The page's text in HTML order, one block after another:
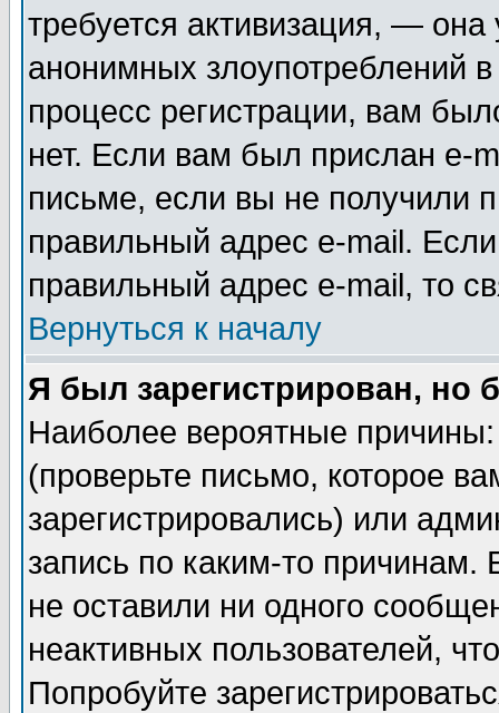
требуется активизация, —
анонимных злоупотреблений
процесс регистрации, вам
нет. Если вам был прислан e-
письме, если вы не получили
правильный адрес e-mail.
правильный адрес e-mail, то
Вернуться к началу
Я был зарегистрирован, но
Наиболее вероятные
(проверьте письмо, которое
зарегистрировались) или
запись по каким-то
не оставили ни одного
неактивных пользователей,
Попробуйте